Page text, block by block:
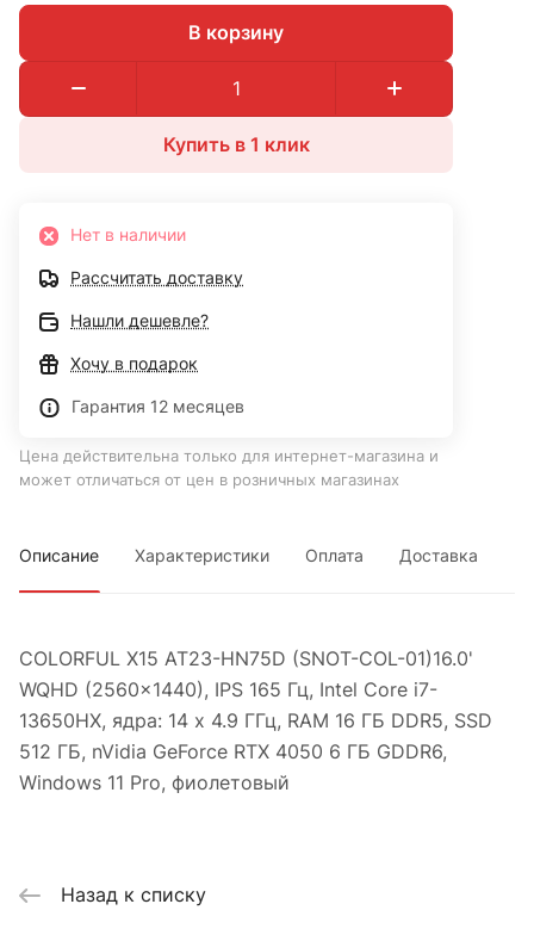
В корзину
Купить в 1 клик
Нет в наличии
Рассчитать доставку
Нашли дешевле?
Хочу в подарок
Гарантия 12 месяцев
Цена действительна только для интернет-магазина и
может отличаться от цен в розничных магазинах
Описание Характеристики Оплата Доставка
COLORFUL X15 AT23-HN75D (SNOT-COL-01)16.0'
WQHD (2560x1440), IPS 165 Гц, Intel Core i7-
13650HX, ядра: 14 x 4.9 ГГц, RAM 16 ГБ DDR5, SSD
512 ГБ, nVidia GeForce RTX 4050 6 ГБ GDDR6,
Windows 11 Pro, фиолетовый
Назад к списку